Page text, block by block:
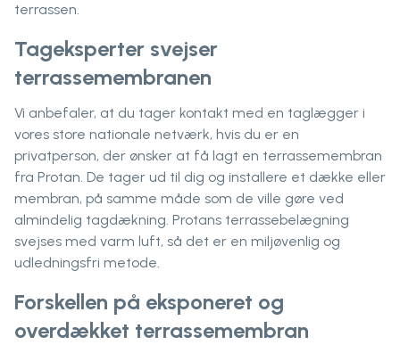
terrassen.
Tageksperter svejser
terrassemembranen
Vi anbefaler, at du tager kontakt med en taglægger i
vores store nationale netværk, hvis du er en
privatperson, der ønsker at få lagt en terrassemembran
fra Protan. De tager ud til dig og installere et dække eller
membran, på samme måde som de ville gøre ved
almindelig tagdækning. Protans terrassebelægning
svejses med varm luft, så det er en miljøvenlig og
udledningsfri metode.
Forskellen på eksponeret og
overdækket terrassemembran